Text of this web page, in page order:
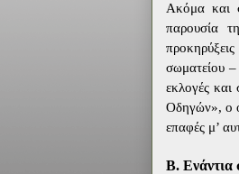
Ακόμα και
παρουσία
σωματείου –
εκλογές και
Οδηγών», ο
επαφές μ’
Β. Ενάντια